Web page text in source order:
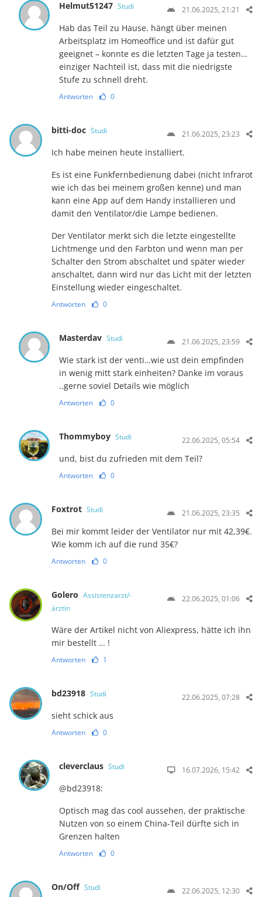
Helmut51247 Studi 21.06.2025, 21:21
Hab das Teil zu Hause. hängt über meinen
Arbeitsplatz im Homeoffice und ist dafür gut
geeignet – konnte es die letzten Tage ja testen…
einziger Nachteil ist, dass mit die niedrigste
Stufe zu schnell dreht.
Antworten 0
bitti-doc Studi 21.06.2025, 23:23
Ich habe meinen heute installiert.
Es ist eine Funkfernbedienung dabei (nicht Infrarot
wie ich das bei meinem großen kenne) und man
kann eine App auf dem Handy installieren und
damit den Ventilator/die Lampe bedienen.
Der Ventilator merkt sich die letzte eingestellte
Lichtmenge und den Farbton und wenn man per
Schalter den Strom abschaltet und später wieder
anschaltet, dann wird nur das Licht mit der letzten
Einstellung wieder eingeschaltet.
Antworten 0
Masterdav Studi 21.06.2025, 23:59
Wie stark ist der venti…wie ust dein empfinden
in wenig mitt stark einheiten? Danke im voraus
..gerne soviel Details wie möglich
Antworten 0
Thommyboy Studi 22.06.2025, 05:54
und, bist du zufrieden mit dem Teil?
Antworten 0
Foxtrot Studi 21.06.2025, 23:35
Bei mir kommt leider der Ventilator nur mit 42,39€.
Wie komm ich auf die rund 35€?
Antworten 0
Golero Assistenzarzt/-
ärztin
22.06.2025, 01:06
Wäre der Artikel nicht von Aliexpress, hätte ich ihn
mir bestellt … !
Antworten 1
bd23918 Studi 22.06.2025, 07:28
sieht schick aus
Antworten 0
cleverclaus Studi 16.07.2026, 15:42
@bd23918:
Optisch mag das cool aussehen, der praktische
Nutzen von so einem China-Teil dürfte sich in
Grenzen halten
Antworten 0
On/Off Studi 22.06.2025, 12:30